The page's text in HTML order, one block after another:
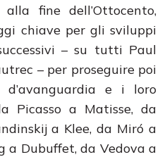
fine dell’Ottocento,
chiave per gli sviluppi
– su tutti Paul
– per proseguire poi
e i loro
Picasso a Matisse, da
a Klee, da Miró a
a Dubuffet, da Vedova a